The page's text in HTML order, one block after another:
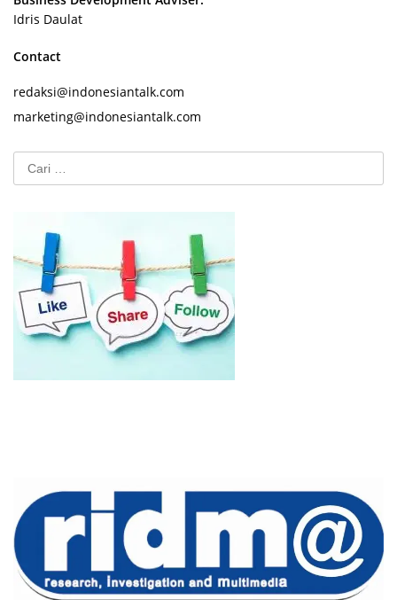
Idris Daulat
Contact
redaksi@indonesiantalk.com
marketing@indonesiantalk.com
Cari
untuk: